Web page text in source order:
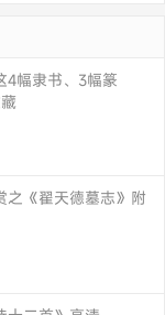
4幅隶书、3幅篆
之《翟天德墓志》附